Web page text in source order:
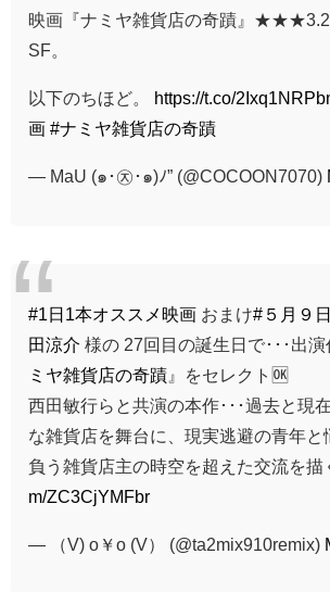
映画『ナミヤ雑貨店の奇蹟』★★★3.2
SF。
以下のちほど。 https://t.co/
画 #ナミヤ雑貨店の奇蹟
— MaU (๑･㉨･๑)ﾉ” (@COCOON7070)
#1日1本オススメ映画 おまけ#５月９日
田涼介 様の 27回目の誕生日で･･･出
ミヤ雑貨店の奇蹟 』をセレクト🆗
西田敏行らと共演の本作･･･過去と現
な雑貨店を舞台に、現実逃避の青年と
負う雑貨店主の時空を超えた交流を描
m/ZC3CjYMFbr
— （V) o￥o (V） (@ta2mix910remix)